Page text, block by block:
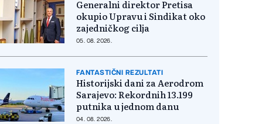
Generalni direktor Pretisa
okupio Upravu i Sindikat oko
zajedničkog cilja
05. 08. 2026.
FANTASTIČNI REZULTATI
Historijski dani za Aerodrom
Sarajevo: Rekordnih 13.199
putnika u jednom danu
04. 08. 2026.